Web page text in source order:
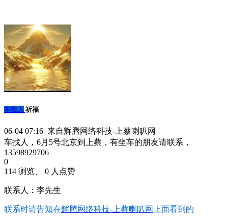
车找人 祈福
06-04 07:16 来自辉腾网络科技-上蔡喇叭网
车找人，6月5号北京到上蔡，有坐车的朋友请联系，
13598929706
0
114 浏览、 0 人点赞
联系人：李先生
联系时请告知在辉腾网络科技-上蔡喇叭网 上面看到的